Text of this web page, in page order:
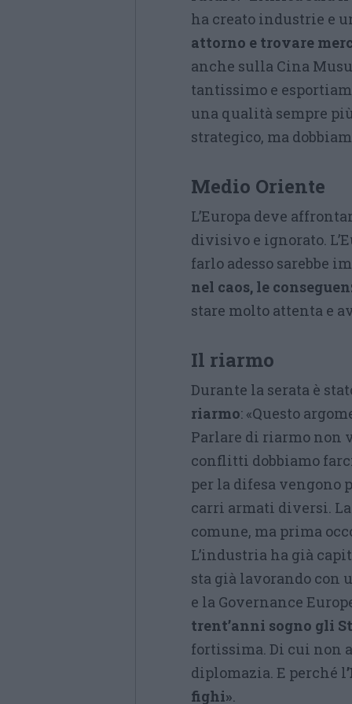
ha creato industrie e
attorno e trovare
anche sulla Cina
tantissimo e
una qualità sempre
strategico, ma
Medio Oriente
L’Europa deve
divisivo e ignorato.
farlo adesso sarebbe
nel caos, le
stare molto attenta e
Il riarmo
Durante la serata è
riarmo: «Questo
Parlare di riarmo non
conflitti dobbiamo
per la difesa vengono
carri armati diversi.
comune, ma prima
L’industria ha già
sta già lavorando con
e la Governance
trent’anni sogno gli
fortissima. Di cui non
diplomazia. E perché l
fighi».